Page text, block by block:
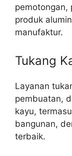
pemotongan,
produk
manufaktur.
Tukang
Layanan
pembuatan,
kayu,
bangunan,
terbaik.